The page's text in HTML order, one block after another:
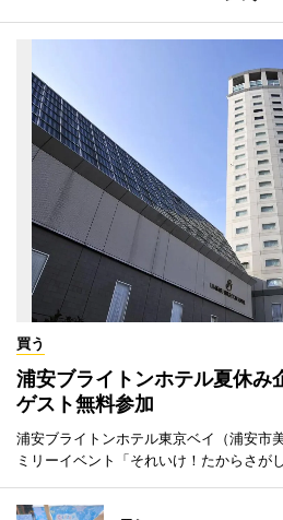
買う
浦安ブライトンホテル夏休み
ゲスト無料参加
浦安ブライトンホテル東京ベイ（浦安市
ミリーイベント「それいけ！たからさが